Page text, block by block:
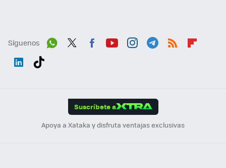
Síguenos
Suscríbete a
Apoya a Xataka y disfruta ventajas exclusivas